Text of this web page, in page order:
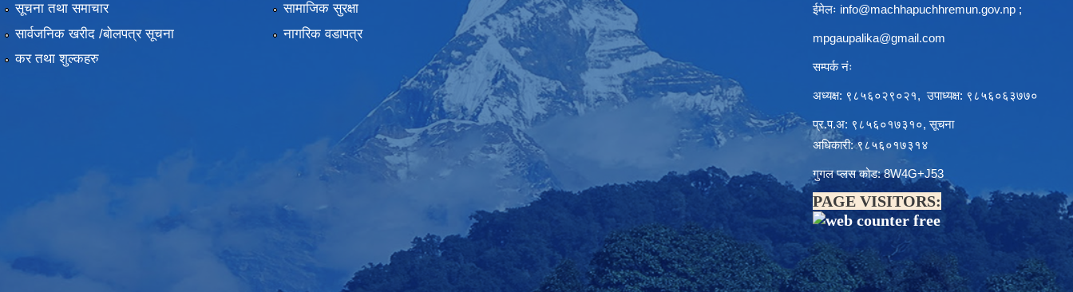
सूचना तथा समाचार
सार्वजनिक खरीद /बोलपत्र सूचना
कर तथा शुल्कहरु
सामाजिक सुरक्षा
नागरिक वडापत्र
ईमेलः info@machhapuchhremun.gov.np ;
mpgaupalika@gmail.com
सम्पर्क नंः
अध्यक्ष: ९८५६०२९०२१, उपाध्यक्ष: ९८५६०६३७७०
प्र.प.अ: ९८५६०१७३१०, सूचना
अधिकारी: ९८५६०१७३१४
गुगल प्लस कोड: 8W4G+J53
PAGE VISITORS: